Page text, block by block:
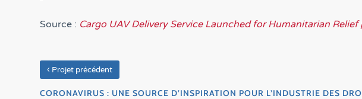
Source : Cargo UAV Delivery Service Launched for Humanitarian
‹ Projet précédent
CORONAVIRUS : UNE SOURCE D’INSPIRATION POUR L’INDUSTRIE DES